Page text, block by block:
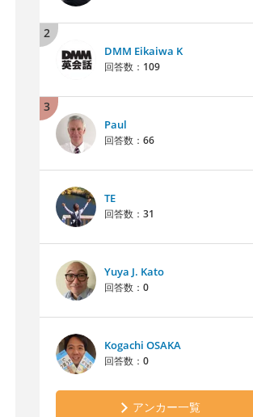
2
DMM Eikaiwa K
回答数： 109
3
Paul
回答数： 66
TE
回答数： 31
Yuya J. Kato
回答数： 0
Kogachi OSAKA
回答数： 0
アンカー一覧